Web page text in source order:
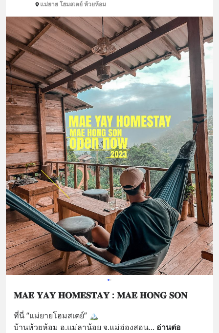
แม่ยาย โฮมสเตย์ ห้วยห้อม
𝐌𝐀𝐄 𝐘𝐀𝐘 𝐇𝐎𝐌𝐄𝐒𝐓𝐀𝐘 : 𝐌𝐀𝐄 𝐇𝐎𝐍𝐆 𝐒𝐎𝐍
ที่นี่ “แม่ยายโฮมสเตย์” 🏔️
บ้านห้วยห้อม อ.แม่ลาน้อย จ.แม่ฮ่องสอน... อ่านต่อ